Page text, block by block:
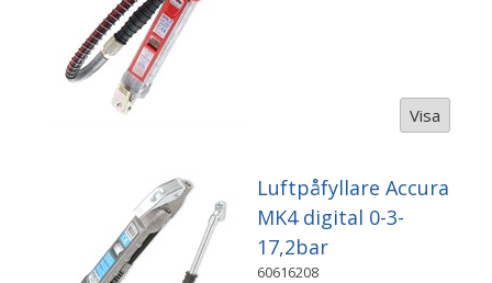
Visa
Luftpåfyllare Accura
MK4 digital 0-3-
17,2bar
60616208